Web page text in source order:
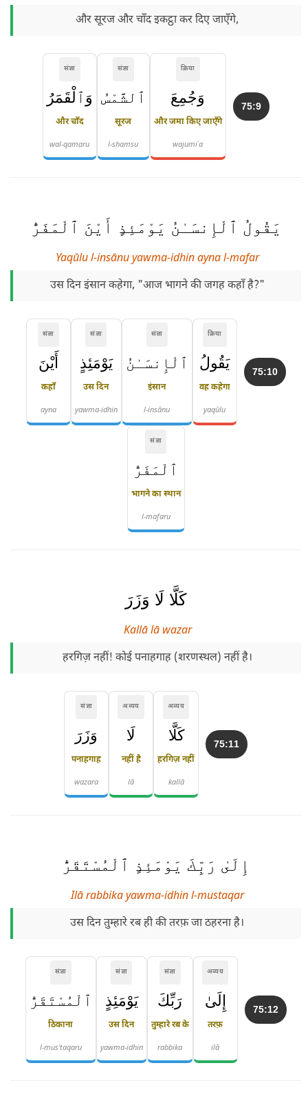
और सूरज और चाँद इकट्ठा कर दिए जाएँगे,
75:9
क्रिया
وَجُمِعَ
और जमा किए जाएँगे
wajumiʿa
संज्ञा
ٱلشَّمْسُ
सूरज
l-shamsu
संज्ञा
وَٱلْقَمَرُ
और चाँद
wal-qamaru
يَقُولُ ٱلْإِنسَـٰنُ يَوْمَئِذٍ أَيْنَ ٱلْمَفَرُّ
Yaqūlu l-insānu yawma-idhin ayna l-mafar
उस दिन इंसान कहेगा, "आज भागने की जगह कहाँ है?"
75:10
क्रिया
يَقُولُ
वह कहेगा
yaqūlu
संज्ञा
ٱلْإِنسَـٰنُ
इंसान
l-insānu
संज्ञा
يَوْمَئِذٍ
उस दिन
yawma-idhin
संज्ञा
أَيْنَ
कहाँ
ayna
संज्ञा
ٱلْمَفَرُّ
भागने का स्थान
l-mafaru
كَلَّا لَا وَزَرَ
Kallā lā wazar
हरगिज़ नहीं! कोई पनाहगाह (शरणस्थल) नहीं है।
75:11
अव्यय
كَلَّا
हरगिज़ नहीं
kallā
अव्यय
لَا
नहीं है
lā
संज्ञा
وَزَرَ
पनाहगाह
wazara
إِلَىٰ رَبِّكَ يَوْمَئِذٍ ٱلْمُسْتَقَرُّ
Ilā rabbika yawma-idhin l-mustaqar
उस दिन तुम्हारे रब ही की तरफ़ जा ठहरना है।
75:12
अव्यय
إِلَىٰ
तरफ़
ilā
संज्ञा
رَبِّكَ
तुम्हारे रब के
rabbika
संज्ञा
يَوْمَئِذٍ
उस दिन
yawma-idhin
संज्ञा
ٱلْمُسْتَقَرُّ
ठिकाना
l-mus'taqaru